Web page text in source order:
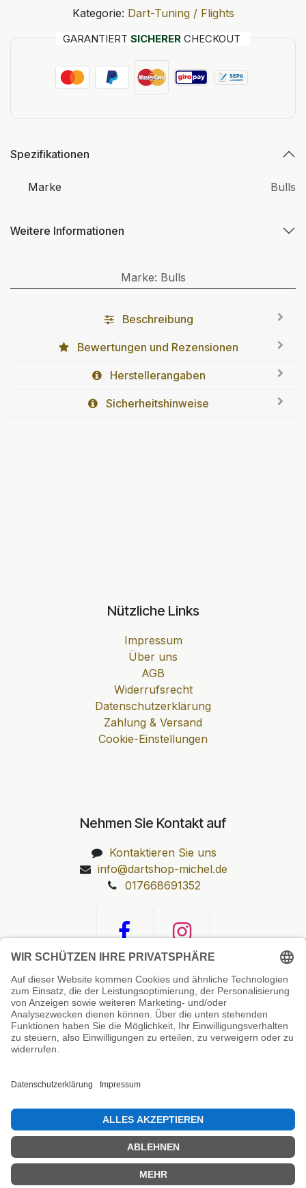
Kategorie: Dart-Tuning / Flights
GARANTIERT SICHERER CHECKOUT
Spezifikationen
Marke Bulls
Weitere Informationen
Marke: Bulls
Beschreibung
Bewertungen und Rezensionen
Herstellerangaben
Sicherheitshinweise
Nützliche Links
Impressum
Über uns
AGB
Widerrufsrecht
Datenschutzerklärung
Zahlung & Versand
Cookie-Einstellungen
Nehmen Sie Kontakt auf
Kontaktieren Sie uns
info@dartshop-michel.de
017668691352
Unsere Prüfsiegel